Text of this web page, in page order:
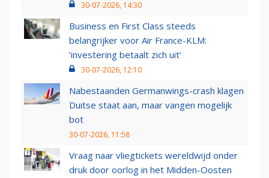
30-07-2026, 14:30
Business en First Class steeds
belangrijker voor Air France-KLM:
‘investering betaalt zich uit’
30-07-2026, 12:10
Nabestaanden Germanwings-crash klagen
Duitse staat aan, maar vangen mogelijk
bot
30-07-2026, 11:58
Vraag naar vliegtickets wereldwijd onder
druk door oorlog in het Midden-Oosten